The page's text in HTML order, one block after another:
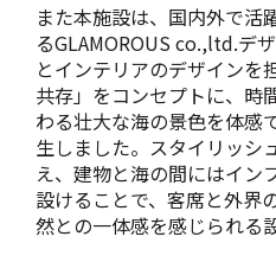
また本施設は、国内外で活
るGLAMOROUS co.,ltd.デ
とインテリアのデザインを
共存」をコンセプトに、時
わる壮大な海の景色を体感
生しました。スタイリッシ
え、建物と海の間にはイン
設けることで、客席と外界
然との一体感を感じられる